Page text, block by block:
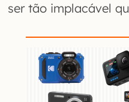
ser tão implacável